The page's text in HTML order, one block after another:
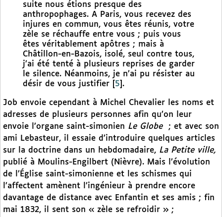
suite nous étions presque des
anthropophages. A Paris, vous recevez des
injures en commun, vous êtes réunis, votre
zèle se réchauffe entre vous ; puis vous
êtes véritablement apôtres ; mais à
Châtillon-en-Bazois, isolé, seul contre tous,
j’ai été tenté à plusieurs reprises de garder
le silence. Néanmoins, je n’ai pu résister au
désir de vous justifier
5 .
Job envoie cependant à Michel Chevalier les noms et
adresses de plusieurs personnes afin qu’on leur
envoie l’organe saint-simonien Le Globe
; et avec son
ami Lebasteur, il essaie d’introduire quelques articles
sur la doctrine dans un hebdomadaire, La Petite ville,
publié à Moulins-Engilbert (Nièvre). Mais l’évolution
de l’Église saint-simonienne et les schismes qui
l’affectent amènent l’ingénieur à prendre encore
davantage de distance avec Enfantin et ses amis ; fin
mai 1832, il sent son « zèle se refroidir » ;